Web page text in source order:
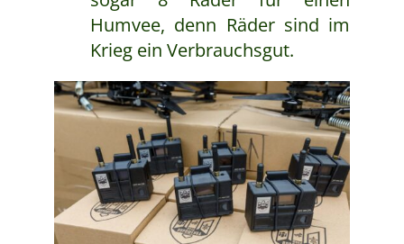
Humvee, denn Räder sind im
Krieg ein Verbrauchsgut.